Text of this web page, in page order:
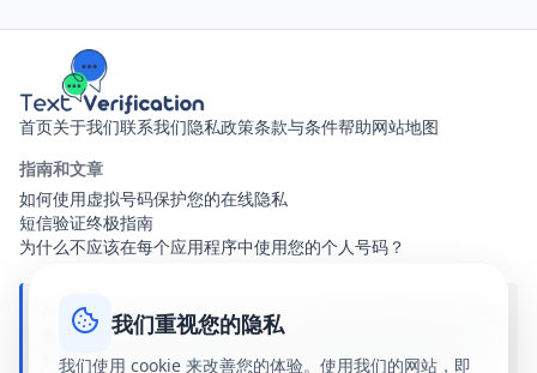
Apple
Neteller
ProtonMail
Spotify
YouTube
Disney+
HBO Max
Telegram Business
KakaoTalk
Signal
Zoom
Skype eBay
首页关于我们联系我们隐私政策条款与条件帮助网站地图
指南和文章
如何使用虚拟号码保护您的在线隐私
短信验证终极指南
为什么不应该在每个应用程序中使用您的个人号码？
免责声明：text-verification.net 是一个提供共享虚拟电话号码的免
费在线服务。收到的所有短信对访问此网站的任何人都是公开可见
的。我们与此网站上提到的任何品牌、应用程序或服务均无关联、
我们重视您的隐私
我们使用 cookie 来改善您的体验。使用我们的网站，即